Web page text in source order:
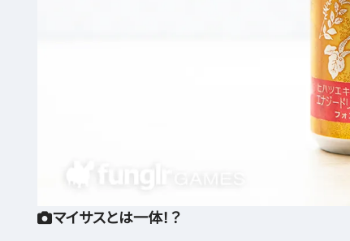
マイサスとは一体！？